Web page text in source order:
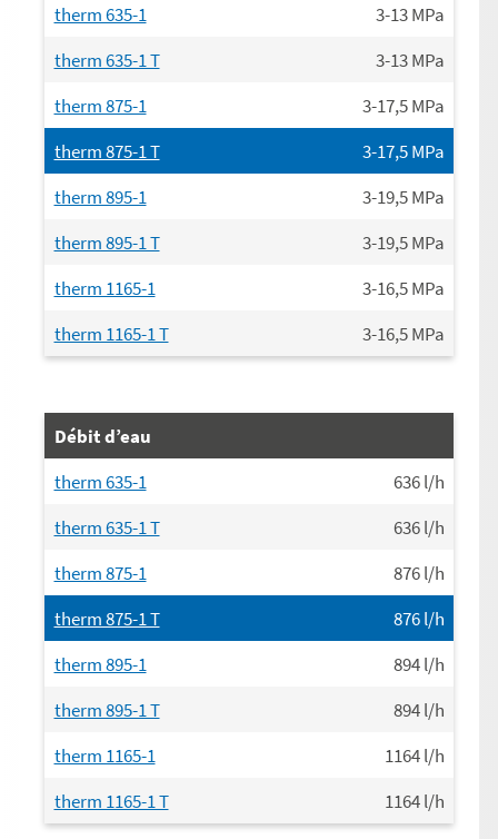
therm 635-1
3-13MPa
therm 635-1 T
3-13MPa
therm 875-1
3-17,5MPa
therm 875-1 T
3-17,5MPa
therm 895-1
3-19,5MPa
therm 895-1 T
3-19,5MPa
therm 1165-1
3-16,5MPa
therm 1165-1 T
3-16,5MPa
Débit d’eau
therm 635-1
636l/h
therm 635-1 T
636l/h
therm 875-1
876l/h
therm 875-1 T
876l/h
therm 895-1
894l/h
therm 895-1 T
894l/h
therm 1165-1
1164l/h
therm 1165-1 T
1164l/h